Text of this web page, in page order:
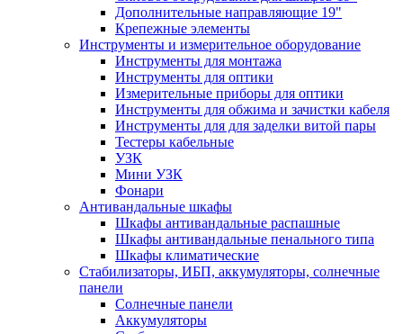
Дополнительные направляющие 19"
Крепежные элементы
Инструменты и измерительное оборудование
Инструменты для монтажа
Инструменты для оптики
Измерительные приборы для оптики
Инструменты для обжима и зачистки кабеля
Инструменты для для заделки витой пары
Тестеры кабельные
УЗК
Мини УЗК
Фонари
Антивандальные шкафы
Шкафы антивандальные распашные
Шкафы антивандальные пенального типа
Шкафы климатические
Стабилизаторы, ИБП, аккумуляторы, солнечные
панели
Солнечные панели
Аккумуляторы